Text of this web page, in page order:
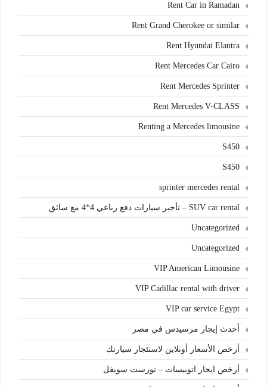
Rent Car in Ramadan
Rent Grand Cherokee or similar
Rent Hyundai Elantra
Rent Mercedes Car Cairo
Rent Mercedes Sprinter
Rent Mercedes V-CLASS
Renting a Mercedes limousine
S450
S450
sprinter mercedes rental
SUV car rental – تأجير سيارات دفع رباعي 4*4 مع سائق
Uncategorized
Uncategorized
VIP American Limousine
VIP Cadillac rental with driver
VIP car service Egypt
أحدث إيجار مرسيدس في مصر
أرخص الأسعار أونلاين لاستئجار سيارتك
أرخص ايجار اتوبيسات – تورست سويفل